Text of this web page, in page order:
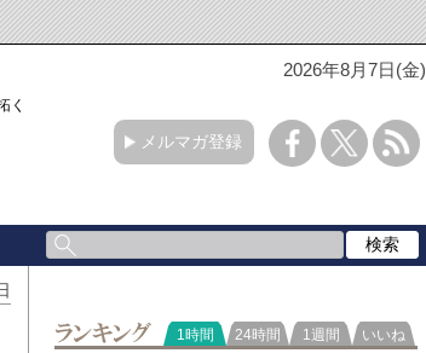
2026年8月7日(金)
「3
メルマガ登録
ランキング
1時間 24時間 1週間 いいね